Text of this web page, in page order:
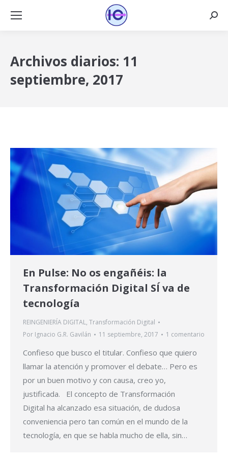
Archivos diarios: 11
septiembre, 2017
En Pulse: No os engañéis: la
Transformación Digital SÍ va de
tecnología
REINGENIERÍA DIGITAL, Transformación Digital
Por Ignacio G.R. Gavilán 11 septiembre, 2017 1 comentario
Confieso que busco el titular. Confieso que quiero
llamar la atención y promover el debate… Pero es
por un buen motivo y con causa, creo yo,
justificada. El concepto de Transformación
Digital ha alcanzado esa situación, de dudosa
conveniencia pero tan común en el mundo de la
tecnología, en que se habla mucho de ella, sin…